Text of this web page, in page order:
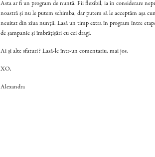
Asta ar fi un program de nuntă. Fii flexibil, ia în considerare
noastră și nu le putem schimba, dar putem să le acceptăm așa
neuitat din ziua nunții. Lasă un timp extra în program între
de șampanie și îmbrățișări cu cei dragi.
Ai și alte sfaturi? Lasă-le într-un comentariu, mai jos.
XO,
Alexandra